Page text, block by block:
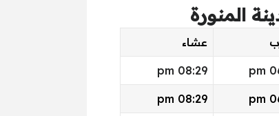
عشاء
08:29 pm
08:29 pm